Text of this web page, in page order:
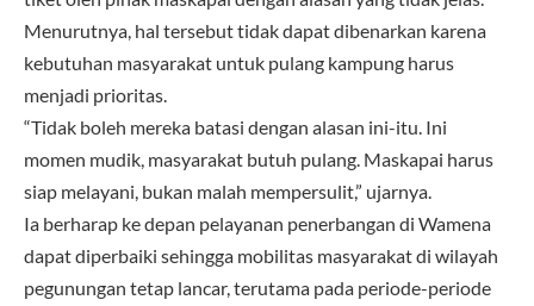
Menurutnya, hal tersebut tidak dapat dibenarkan karena
kebutuhan masyarakat untuk pulang kampung harus
menjadi prioritas.
“Tidak boleh mereka batasi dengan alasan ini-itu. Ini
momen mudik, masyarakat butuh pulang. Maskapai harus
siap melayani, bukan malah mempersulit,” ujarnya.
Ia berharap ke depan pelayanan penerbangan di Wamena
dapat diperbaiki sehingga mobilitas masyarakat di wilayah
pegunungan tetap lancar, terutama pada periode-periode